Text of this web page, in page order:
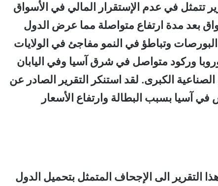
تتمثل في عدم الإستقرار المالي في الأسواق
بعد مدة ارتفاع متواصلة مما عرض الدول
وتباطؤ في النمو مفاجئ في الولايات
وركود متواصل في شرق آسيا وفي اليابان
الكبرى. لقد استنكر التقرير الصادر عن
في آسيا بسبب البطالة وارتفاع الأسعار
التقرير الى الإجحاف المتمثل بتحميل الدول